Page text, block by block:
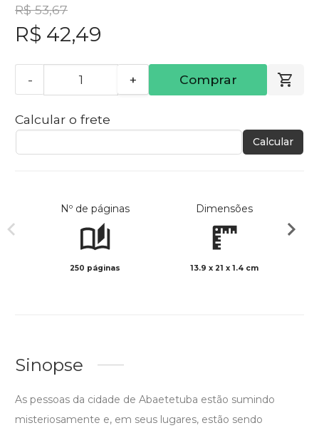
R$ 53,67
R$ 42,49
- + Comprar
Calcular o frete
Calcular
Nº de páginas
250 páginas
Dimensões
13.9 x 21 x 1.4 cm
Sinopse
As pessoas da cidade de Abaetetuba estão sumindo
misteriosamente e, em seus lugares, estão sendo